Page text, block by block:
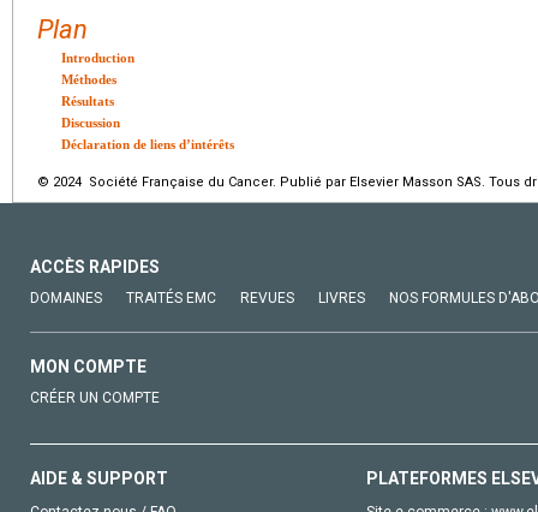
Plan
Introduction
Méthodes
Résultats
Discussion
Déclaration de liens d’intérêts
© 2024 Société Française du Cancer. Publié par Elsevier Masson SAS. Tous
ACCÈS RAPIDES
DOMAINES TRAITÉS EMC REVUES LIVRES NOS FORMULES
MON COMPTE
CRÉER UN COMPTE
AIDE & SUPPORT PLATEFORMES